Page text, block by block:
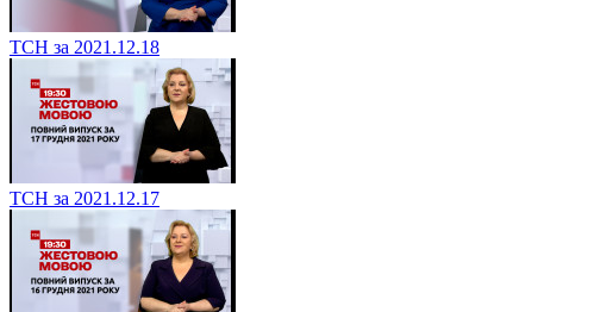
ТСН за 2021.12.18
ТСН за 2021.12.17